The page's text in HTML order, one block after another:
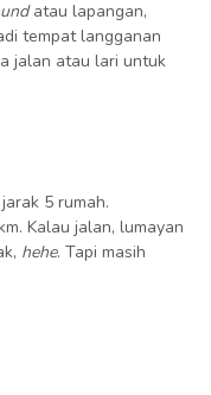
atau lapangan,
tempat langganan
jalan atau lari untuk
5 rumah.
Kalau jalan, lumayan
hehe. Tapi masih